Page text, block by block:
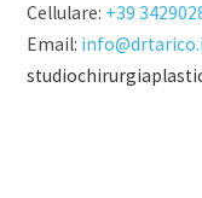
Cellulare: +39
Email: